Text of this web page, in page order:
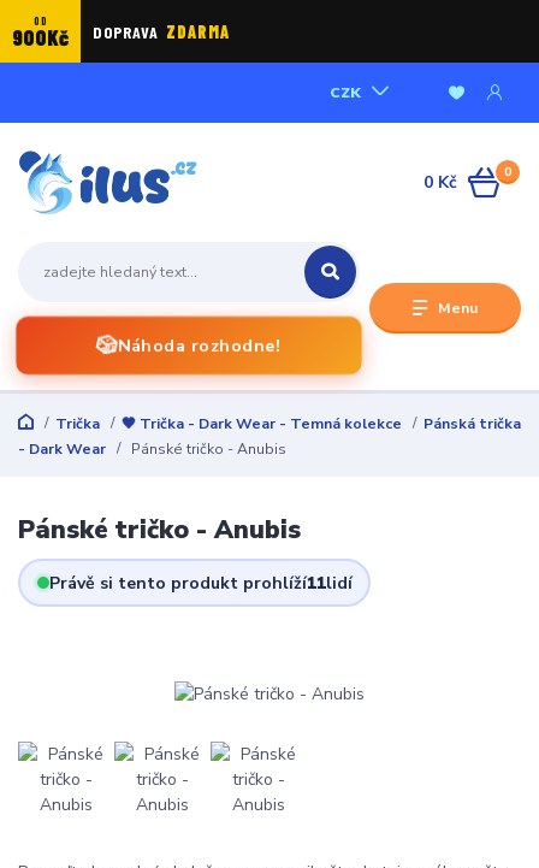
OD
900Kč DOPRAVA ZDARMA
Menu
CZK
🎲Náhoda rozhodne!
0
0 Kč
Trička 🖤 Trička - Dark Wear - Temná kolekce
Pánská trička
- Dark Wear
Pánské tričko - Anubis
Pánské tričko - Anubis
Právě si tento produkt prohlíží11lidí